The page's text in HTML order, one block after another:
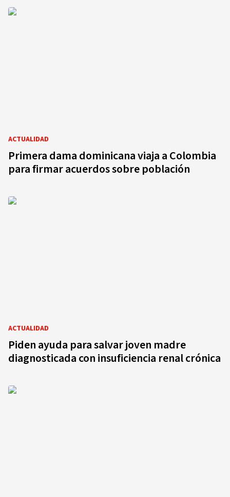
ACTUALIDAD
Primera dama dominicana viaja a Colombia
para firmar acuerdos sobre población
ACTUALIDAD
Piden ayuda para salvar joven madre
diagnosticada con insuficiencia renal crónica